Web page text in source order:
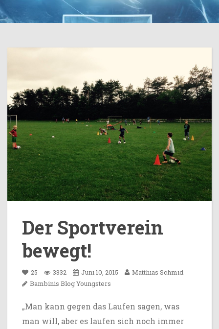
Der Sportverein
bewegt!
25 3332 Juni 10, 2015
Matthias Schmid
Bambinis BlogYoungsters
„Man kann gegen das Laufen sagen, was
man will, aber es laufen sich noch immer